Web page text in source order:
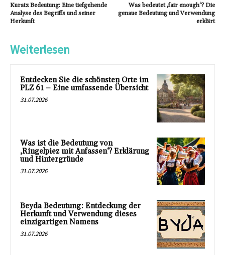
Kuratz Bedeutung: Eine tiefgehende
Analyse des Begriffs und seiner
Herkunft
Was bedeutet ‚fair enough‘? Die
genaue Bedeutung und Verwendung
erklärt
Weiterlesen
Entdecken Sie die schönsten Orte im
PLZ 61 – Eine umfassende Übersicht
31.07.2026
Was ist die Bedeutung von
‚Ringelpiez mit Anfassen‘? Erklärung
und Hintergründe
31.07.2026
Beyda Bedeutung: Entdeckung der
Herkunft und Verwendung dieses
einzigartigen Namens
31.07.2026